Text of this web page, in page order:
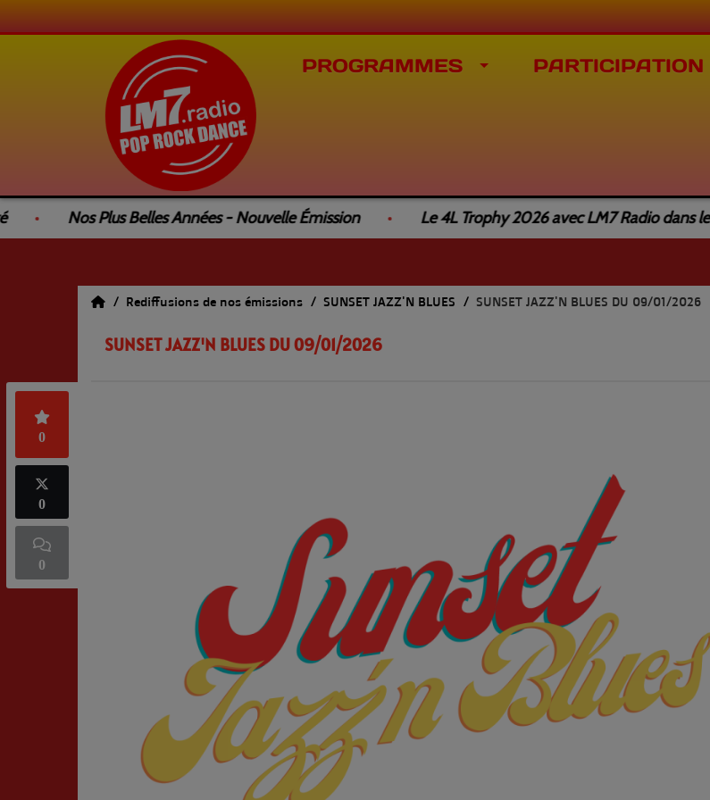
PROGRAMMES PARTICIPATION
Nos Plus Belles Années - Nouvelle Émission Le 4L Trophy 2026 avec LM7 Radio dans les
Rediffusions de nos émissions SUNSET JAZZ'N BLUES SUNSET JAZZ'N BLUES DU 09/01/2026
SUNSET JAZZ'N BLUES DU 09/01/2026
0
0
0